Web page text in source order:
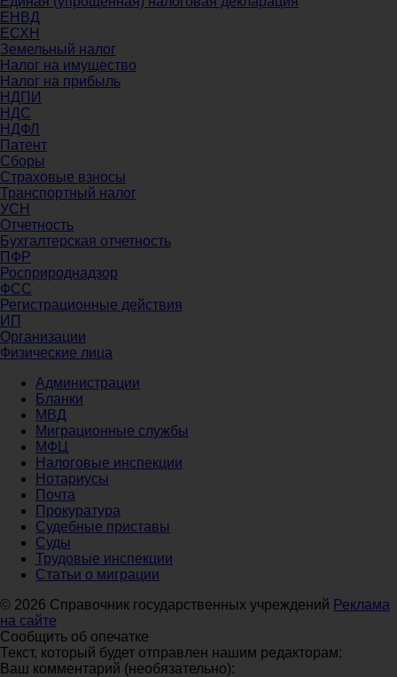
ЕНВД
ЕСХН
Земельный налог
Налог на имущество
Налог на прибыль
НДПИ
НДС
НДФЛ
Патент
Сборы
Страховые взносы
Транспортный налог
УСН
Отчетность
Бухгалтерская отчетность
ПФР
Росприроднадзор
ФСС
Регистрационные действия
ИП
Организации
Физические лица
Администрации
Бланки
МВД
Миграционные службы
МФЦ
Налоговые инспекции
Нотариусы
Почта
Прокуратура
Судебные приставы
Суды
Трудовые инспекции
Статьи о миграции
© 2026 Справочник государственных учреждений Реклама
на сайте
Сообщить об опечатке
Текст, который будет отправлен нашим редакторам:
Ваш комментарий (необязательно):